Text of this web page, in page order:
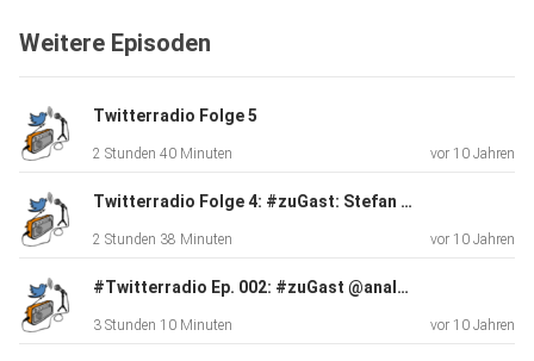
Weitere Episoden
Twitterradio Folge 5
2 Stunden 40 Minuten vor 10 Jahren
Twitterradio Folge 4: #zuGast: Stefan Schulz ( @friiyo ) - nur leider ohne Klaus @kusanowsky
2 Stunden 38 Minuten vor 10 Jahren
#Twitterradio Ep. 002: #zuGast @analog_a
3 Stunden 10 Minuten vor 10 Jahren